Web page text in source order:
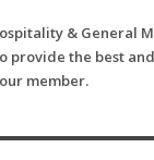
& General
provide the best
member.